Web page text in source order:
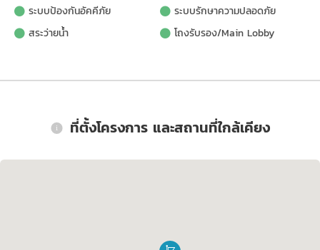
ระบบป้องกันอัคคีภัย
ระบบรักษาความปลอดภัย
สระว่ายน้ำ
โถงรับรอง/Main Lobby
ที่ตั้งโครงการ และสถานที่ใกล้เคียง